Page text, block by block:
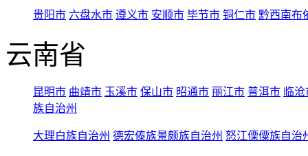
贵阳市 六盘水市 遵义市 安顺市 毕节市 铜仁市 黔西南布
云南省
昆明市 曲靖市 玉溪市 保山市 昭通市 丽江市 普洱市 临
族自治州
大理白族自治州 德宏傣族景颇族自治州 怒江傈僳族自治